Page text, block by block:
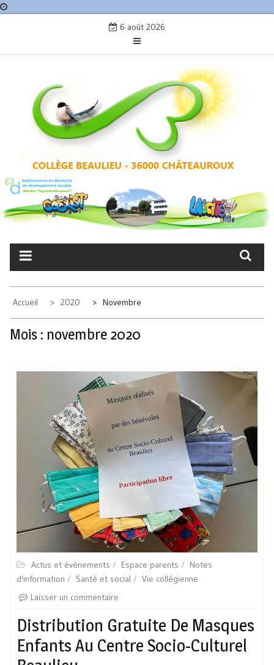
6 août 2026
COLLÈGE BEAULIEU –
CHÂTEAUROUX
Accueil 2020 Novembre
Mois : novembre 2020
Actus et événements Espace parents
Notes
d'information
Santé et social
Vie collégienne
Laisser un commentaire
Distribution Gratuite De Masques
Enfants Au Centre Socio-Culturel